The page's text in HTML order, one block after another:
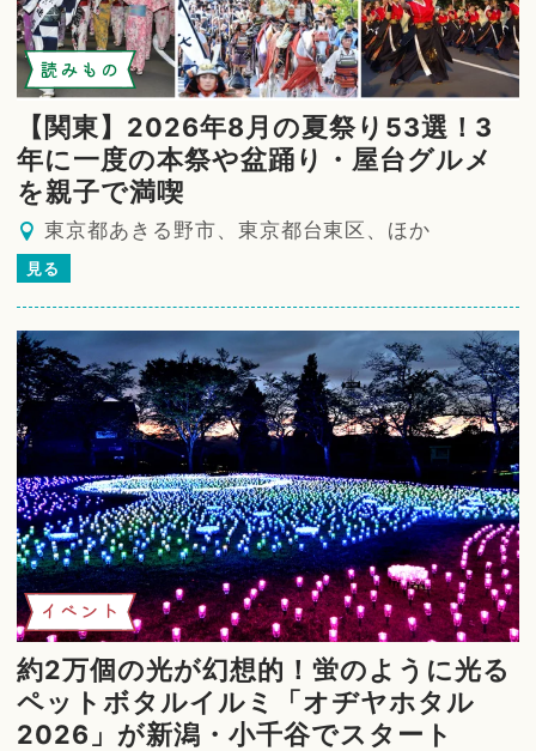
読みもの
【関東】2026年8月の夏祭り53選！3
年に一度の本祭や盆踊り・屋台グルメ
を親子で満喫
東京都あきる野市、東京都台東区、ほか
見る
イベント
約2万個の光が幻想的！蛍のように光る
ペットボタルイルミ「オヂヤホタル
2026」が新潟・小千谷でスタート